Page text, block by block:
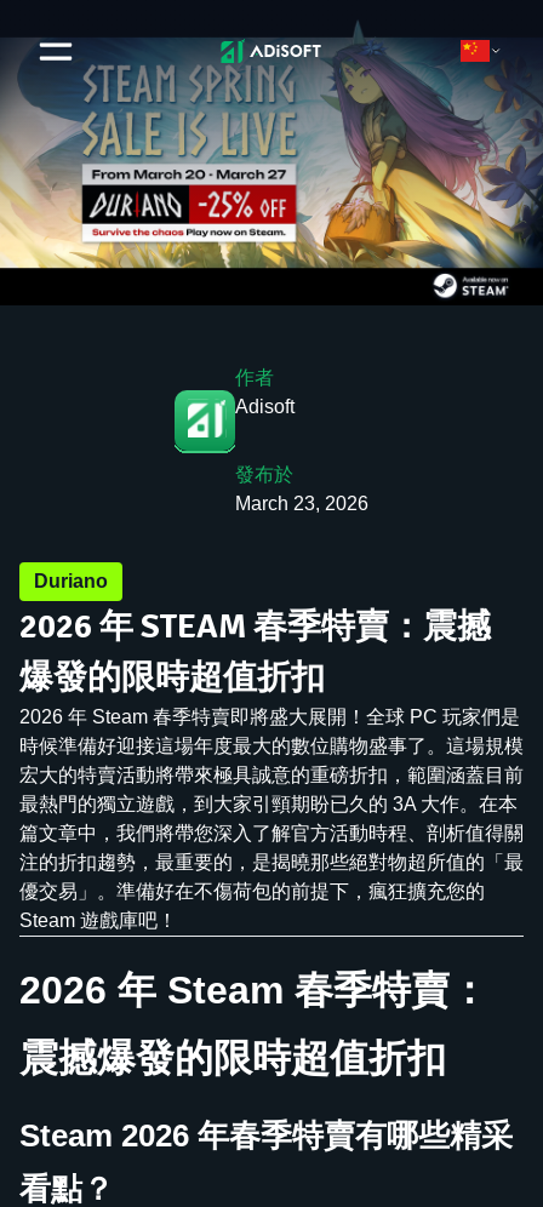
作者
Adisoft
發布於
March 23, 2026
Duriano
2026 年 STEAM 春季特賣：震撼
爆發的限時超值折扣
2026 年 Steam 春季特賣即將盛大展開！全球 PC 玩家們是
時候準備好迎接這場年度最大的數位購物盛事了。這場規模
宏大的特賣活動將帶來極具誠意的重磅折扣，範圍涵蓋目前
最熱門的獨立遊戲，到大家引頸期盼已久的 3A 大作。在本
篇文章中，我們將帶您深入了解官方活動時程、剖析值得關
注的折扣趨勢，最重要的，是揭曉那些絕對物超所值的「最
優交易」。準備好在不傷荷包的前提下，瘋狂擴充您的
Steam 遊戲庫吧！
2026 年 Steam 春季特賣：
震撼爆發的限時超值折扣
Steam 2026 年春季特賣有哪些精采
看點？